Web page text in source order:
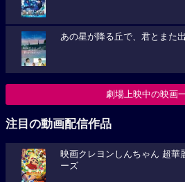
あの星が降る丘で、君とまた
劇場上映中の映画
注目の動画配信作品
映画クレヨンしんちゃん 超華
ーズ